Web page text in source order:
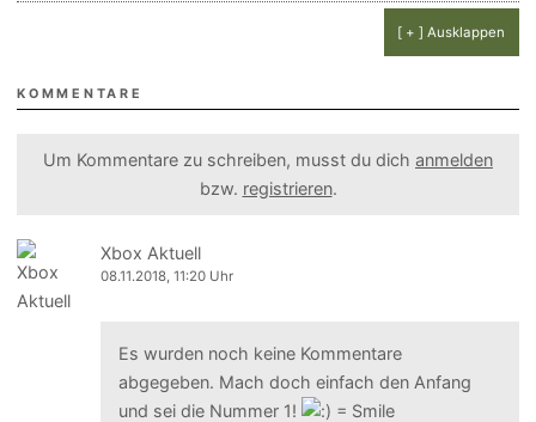
[ + ] Ausklappen
KOMMENTARE
Um Kommentare zu schreiben, musst du dich anmelden
bzw. registrieren.
Xbox Aktuell
08.11.2018, 11:20 Uhr
Es wurden noch keine Kommentare
abgegeben. Mach doch einfach den Anfang
und sei die Nummer 1!